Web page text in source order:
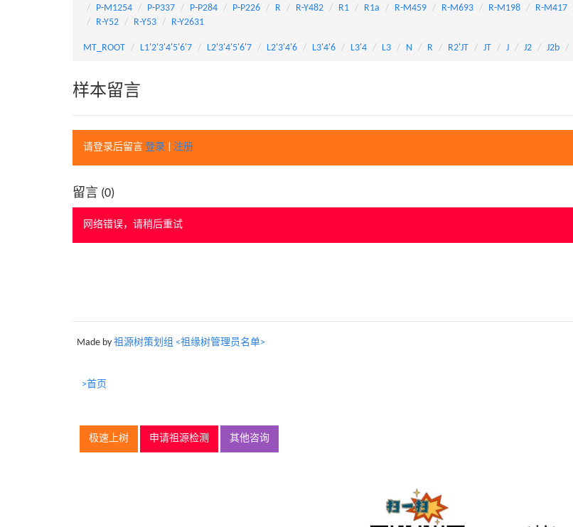
P-M1254
P-P337 P-P284 P-P226 R R-Y482 R1 R1a R-M459 R-M693 R-M198 R-M417
R-Y52
R-Y53 R-Y2631
MT_ROOT L1'2'3'4'5'6'7 L2'3'4'5'6'7 L2'3'4'6 L3'4'6 L3'4 L3 N R R2'JT JT J J2 J2b
样本留言
请登录后留言 登录 注册
留言 (0)
网络错误，请稍后重试
Made by 祖源树策划组 <祖缘树管理员名单>
>首页
极速上树 申请祖源检测 其他咨询